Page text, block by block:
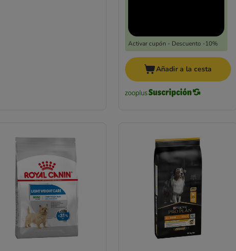
Activar cupón - Descuento -10%
Añadir a la cesta